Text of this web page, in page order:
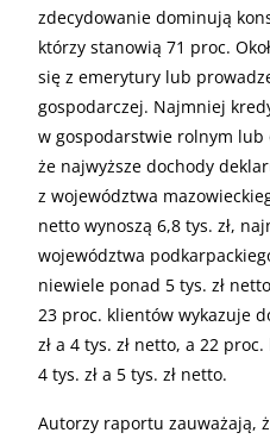
zdecydowanie dominują
którzy stanowią 71 proc.
się z emerytury lub
gospodarczej. Najmniej
w gospodarstwie rolnym
że najwyższe dochody
z województwa
netto wynoszą 6,8 tys. zł,
województwa
niewiele ponad 5 tys. zł
23 proc. klientów wykazuje
zł a 4 tys. zł netto, a 22
4 tys. zł a 5 tys. zł netto.
Autorzy raportu zauważają,